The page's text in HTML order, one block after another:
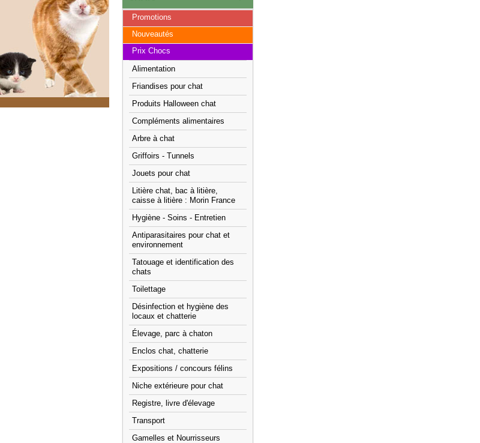
Promotions
Nouveautés
Prix Chocs
Alimentation
Friandises pour chat
Produits Halloween chat
Compléments alimentaires
Arbre à chat
Griffoirs - Tunnels
Jouets pour chat
Litière chat, bac à litière,
caisse à litière : Morin France
Hygiène - Soins - Entretien
Antiparasitaires pour chat et
environnement
Tatouage et identification des
chats
Toilettage
Désinfection et hygiène des
locaux et chatterie
Élevage, parc à chaton
Enclos chat, chatterie
Expositions / concours félins
Niche extérieure pour chat
Registre, livre d'élevage
Transport
Gamelles et Nourrisseurs